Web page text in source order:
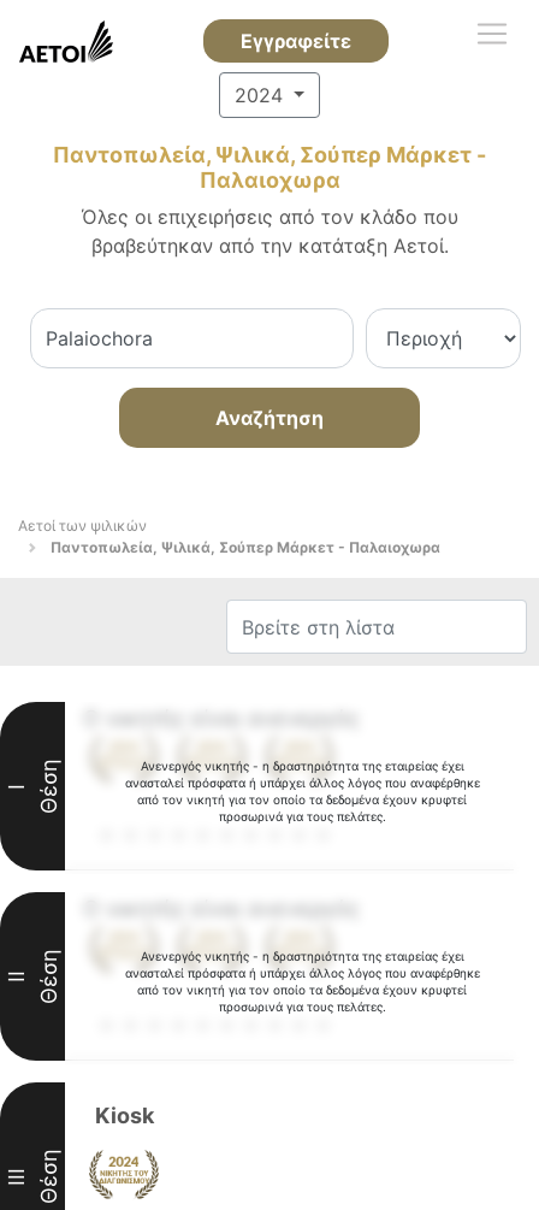
Εγγραφείτε
2024
Παντοπωλεία, Ψιλικά, Σούπερ Μάρκετ -
Παλαιοχωρα
Όλες οι επιχειρήσεις από τον κλάδο που
βραβεύτηκαν από την κατάταξη Αετοί.
Αναζήτηση
Αετοί των ψιλικών
Παντοπωλεία, Ψιλικά, Σούπερ Μάρκετ - Παλαιοχωρα
Ανενεργός νικητής - η δραστηριότητα της εταιρείας έχει
ανασταλεί πρόσφατα ή υπάρχει άλλος λόγος που αναφέρθηκε
από τον νικητή για τον οποίο τα δεδομένα έχουν κρυφτεί
προσωρινά για τους πελάτες.
I Θέση
Ανενεργός νικητής - η δραστηριότητα της εταιρείας έχει
ανασταλεί πρόσφατα ή υπάρχει άλλος λόγος που αναφέρθηκε
από τον νικητή για τον οποίο τα δεδομένα έχουν κρυφτεί
προσωρινά για τους πελάτες.
II Θέση
III Θέση
Kiosk